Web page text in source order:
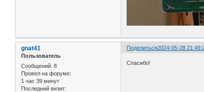
Поделиться2024-05-28
gnat41
Пользователь
Сообщений: 8
Провел на форуме:
1 час 39 минут
Последний визит:
Спасибо!